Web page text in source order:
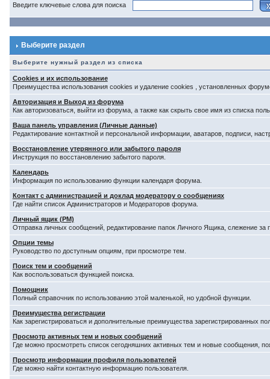
Введите ключевые слова для поиска
Выберите раздел
Выберите нужный раздел из списка
Cookies и их использование
Преимущества использования cookies и удаление cookies , установленных
Авторизация и Выход из форума
Как авторизоваться, выйти из форума, а также как скрыть свое имя из списка
Ваша панель управления (Личные данные)
Редактирование контактной и персональной информации, аватаров, подписи,
Восстановление утерянного или забытого пароля
Инструкция по восстановлению забытого пароля.
Календарь
Информация по использованию функции календаря форума.
Контакт с администрацией и доклад модератору о сообщениях
Где найти список Администраторов и Модераторов форума.
Личный ящик (PM)
Отправка личных сообщений, редактирование папок Личного Ящика, слежение
Опции темы
Руководство по доступным опциям, при просмотре тем.
Поиск тем и сообщений
Как воспользоваться функцией поиска.
Помощник
Полный справочник по использованию этой маленькой, но удобной функции.
Преимущества регистрации
Как зарегистрироваться и дополнительные преимущества зарегистрированных
Просмотр активных тем и новых сообщений
Где можно просмотреть список сегодняшних активных тем и новые сообщения,
Просмотр информации профиля пользователей
Где можно найти контактную информацию пользователя.